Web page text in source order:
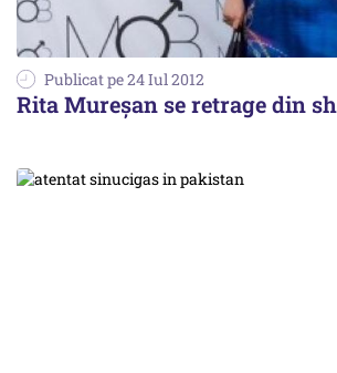
Publicat pe 24 Iul 2012
Rita Mureşan se retrage din